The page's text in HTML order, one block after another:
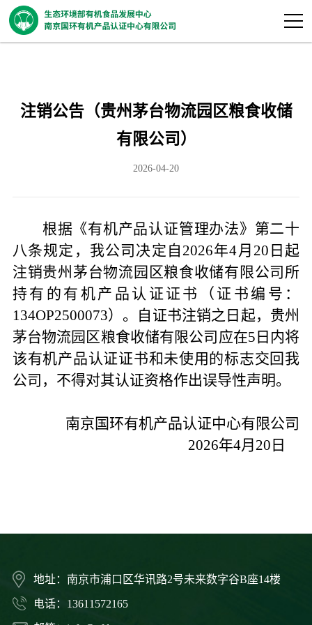
注销公告（贵州茅台物流园区粮食收储
有限公司）
2026-04-20
根据《有机产品认证管理办法》第二十
八条规定，我公司决定自 2026年4月20日 起
注销贵州茅台物流园区粮食收储有限公司所
持有的有机产品认证证书（证书编号：
134OP2500073）。自证书注销之日起，贵州
茅台物流园区粮食收储有限公司应在5日内将
该有机产品认证证书和未使用的标志交回我
公司，不得对其认证资格作出误导性声明。
南京国环有机产品认证中心有限公司
2026年4月 20 日
地址：南京市浦口区华讯路2号未来数字谷B座14楼
电话：13611572165